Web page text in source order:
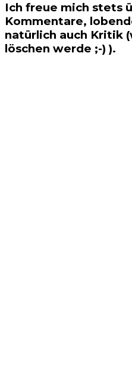
Ich freue mich stets
Kommentare,
natürlich auch Kritik
löschen werde ;-) ).